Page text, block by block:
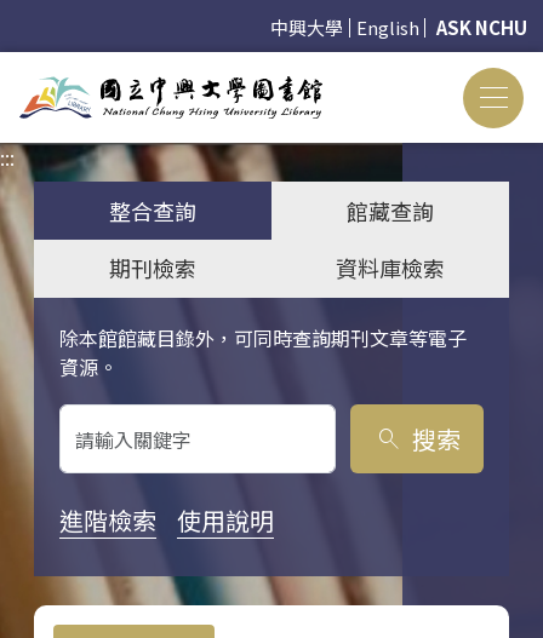
中興大學 English ASK NCHU
:::
整合查詢
館藏查詢
期刊檢索
資料庫檢索
除本館館藏目錄外，可同時查詢期刊文章等電子
資源。
關鍵字搜尋
search 搜索
進階檢索 使用說明